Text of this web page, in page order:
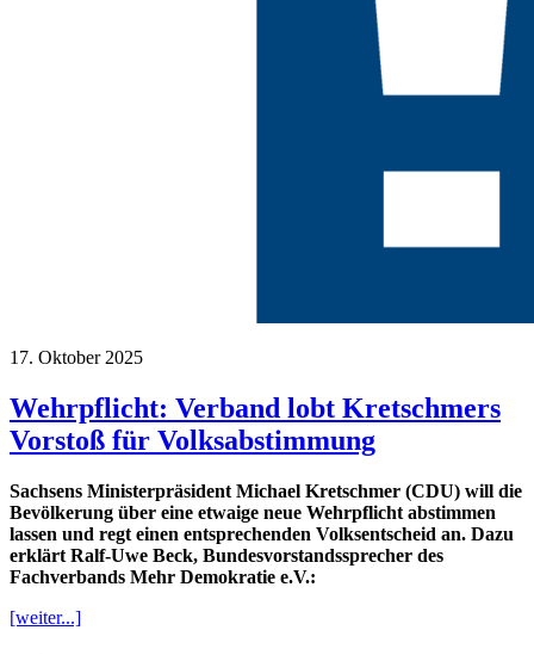
17. Oktober 2025
Wehrpflicht: Verband lobt Kretschmers
Vorstoß für Volksabstimmung
Sachsens Ministerpräsident Michael Kretschmer (CDU) will die
Bevölkerung über eine etwaige neue Wehrpflicht abstimmen
lassen und regt einen entsprechenden Volksentscheid an. Dazu
erklärt Ralf-Uwe Beck, Bundesvorstandssprecher des
Fachverbands Mehr Demokratie e.V.:
[weiter...]